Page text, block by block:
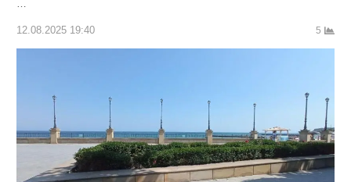
12.08.2025 19:40 5